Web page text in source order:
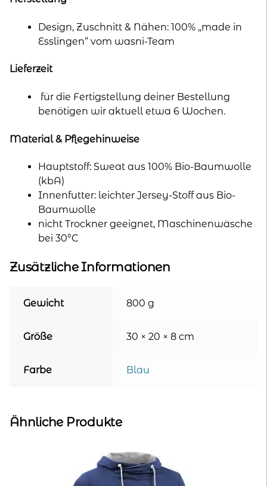
Design, Zuschnitt & Nähen: 100% „made in
Esslingen“ vom wasni-Team
Lieferzeit
für die Fertigstellung deiner Bestellung
benötigen wir aktuell etwa 6 Wochen.
Material & Pflegehinweise
Hauptstoff: Sweat aus 100% Bio-Baumwolle
(kbA)
Innenfutter: leichter Jersey-Stoff aus Bio-
Baumwolle
nicht Trockner geeignet, Maschinenwäsche
bei 30°C
Zusätzliche Informationen
Gewicht 800 g
Größe 30 × 20 × 8 cm
Farbe Blau
Ähnliche Produkte